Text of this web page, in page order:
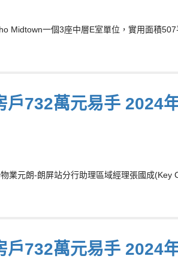
Midtown一個3座中層E室單位，實用面積507
732萬元易手 2024
業元朗-朗屏站分行助理區域經理張國成(Key
732萬元易手 2024